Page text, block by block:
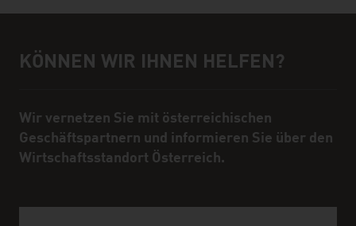
Hilfe und Ansprechpartner
KÖNNEN WIR IHNEN HELFEN?
Wir vernetzen Sie mit österreichischen
Geschäftspartnern und informieren Sie über den
Wirtschaftsstandort Österreich.